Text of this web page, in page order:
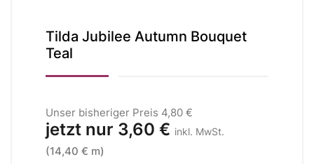
Tilda Jubilee Autumn Bouquet
Teal
Unser bisheriger Preis 4,80 €
jetzt nur 3,60 € inkl. MwSt.
(14,40 € m)